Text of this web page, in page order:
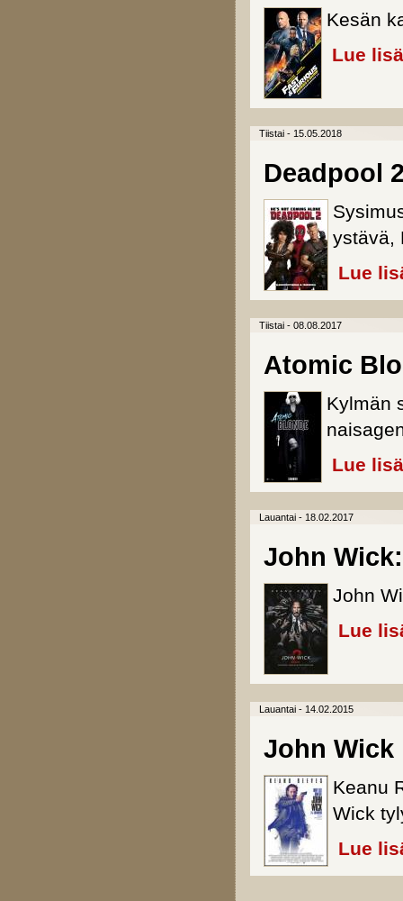
Kesän
Lue
Tiistai - 15.05.2018
Deadpool
ystävä,
Lue
Tiistai - 08.08.2017
Atomic
Kylmän
Lue
Lauantai - 18.02.2017
John
John
Lue
Lauantai - 14.02.2015
John Wick
Keanu
Wick
Lue